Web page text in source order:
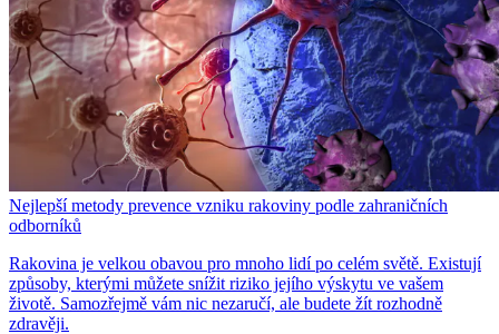
Nejlepší metody prevence vzniku rakoviny podle zahraničních
odborníků
Rakovina je velkou obavou pro mnoho lidí po celém světě. Existují
způsoby, kterými můžete snížit riziko jejího výskytu ve vašem
životě. Samozřejmě vám nic nezaručí, ale budete žít rozhodně
zdravěji.